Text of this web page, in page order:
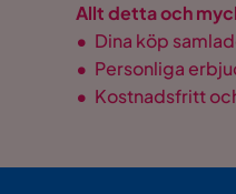
Allt detta och
• Dina köp
• Personliga
• Kostnadsfritt